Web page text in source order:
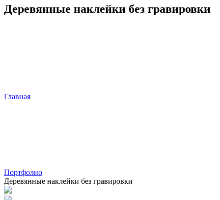
Деревянные наклейки без гравировки
Главная
Портфолио
Деревянные наклейки без гравировки